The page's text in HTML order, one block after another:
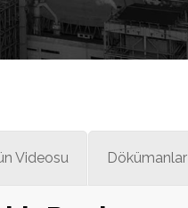
Videosu Dökümanlar